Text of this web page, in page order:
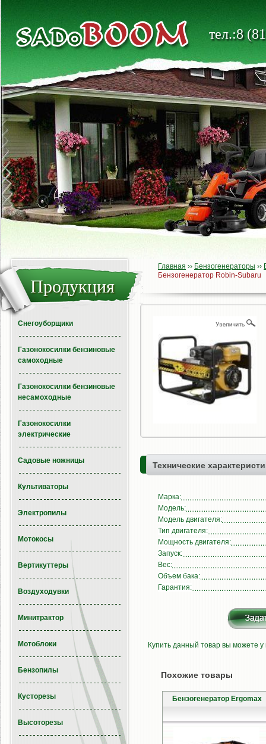
тел.:8
Главная ›› Бензогенераторы ››
Бензогенератор Robin-Subaru
Технические
Марка:
Модель:
Модель двигателя:
Тип двигателя:
Мощность двигателя:
Запуск:
Вес:
Объем бака:
Гарантия:
Купить данный товар вы можете
Похожие товары
Бензогенератор Ergomax
Продукция
Снегоуборщики
Газонокосилки бензиновые
самоходные
Газонокосилки бензиновые
несамоходные
Газонокосилки
электрические
Садовые ножницы
Культиваторы
Электропилы
Мотокосы
Вертикуттеры
Воздуходувки
Минитрактор
Мотоблоки
Бензопилы
Кусторезы
Высоторезы